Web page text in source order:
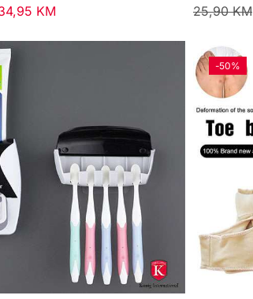
KM 25,90KM
-50%